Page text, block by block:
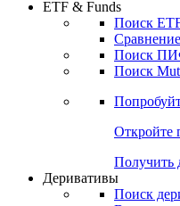
Откройте
Получить
ETF & Funds
Поиск
Откройте